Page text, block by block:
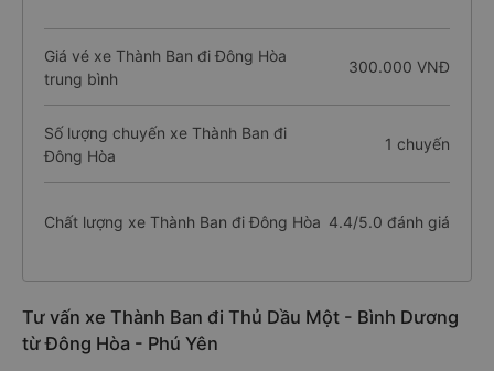
Giá vé xe Thành Ban đi Đông Hòa
trung bình
300.000 VNĐ
Số lượng chuyến xe Thành Ban đi
Đông Hòa
1 chuyến
Chất lượng xe Thành Ban đi Đông Hòa 4.4/5.0 đánh giá
Tư vấn xe Thành Ban đi Thủ Dầu Một - Bình Dương
từ Đông Hòa - Phú Yên